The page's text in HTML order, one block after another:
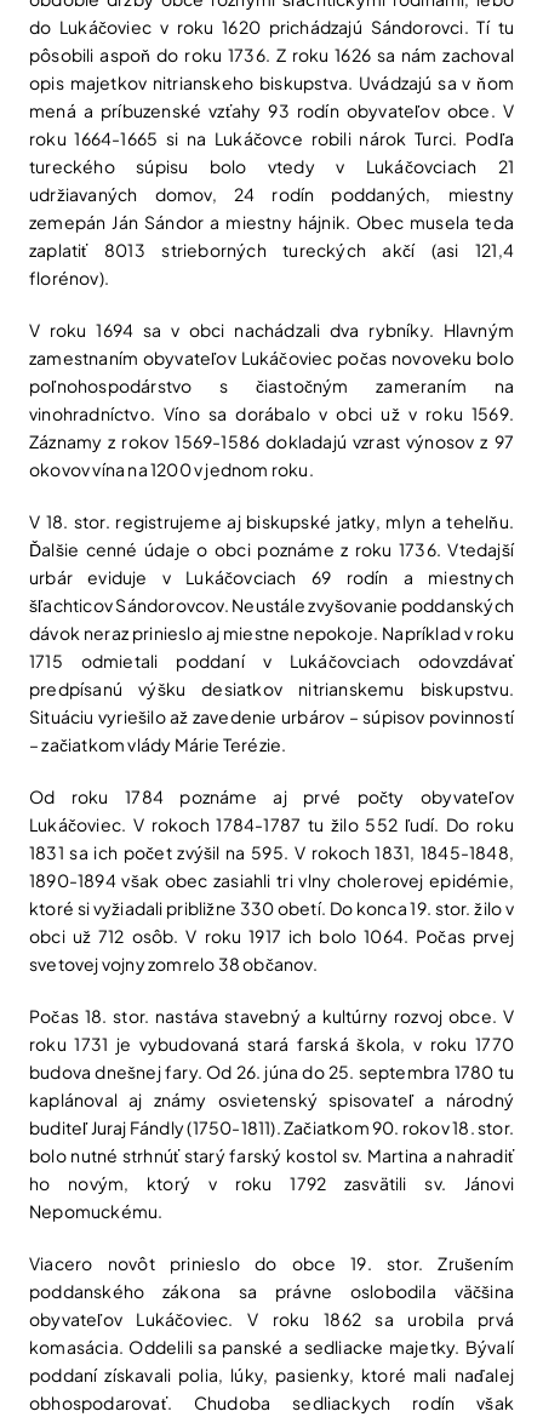
do Lukáčoviec v roku 1620 prichádzajú Sándorovci. Tí tu
pôsobili aspoň do roku 1736. Z roku 1626 sa nám zachoval
opis majetkov nitrianskeho biskupstva. Uvádzajú sa v ňom
mená a príbuzenské vzťahy 93 rodín obyvateľov obce. V
roku 1664-1665 si na Lukáčovce robili nárok Turci. Podľa
tureckého súpisu bolo vtedy v Lukáčovciach 21
udržiavaných domov, 24 rodín poddaných, miestny
zemepán Ján Sándor a miestny hájnik. Obec musela teda
zaplatiť 8013 strieborných tureckých akčí (asi 121,4
florénov).
V roku 1694 sa v obci nachádzali dva rybníky. Hlavným
zamestnaním obyvateľov Lukáčoviec počas novoveku bolo
poľnohospodárstvo s čiastočným zameraním na
vinohradníctvo. Víno sa dorábalo v obci už v roku 1569.
Záznamy z rokov 1569-1586 dokladajú vzrast výnosov z 97
okovov vína na 1200 v jednom roku.
V 18. stor. registrujeme aj biskupské jatky, mlyn a tehelňu.
Ďalšie cenné údaje o obci poznáme z roku 1736. Vtedajší
urbár eviduje v Lukáčovciach 69 rodín a miestnych
šľachticov Sándorovcov. Neustále zvyšovanie poddanských
dávok neraz prinieslo aj miestne nepokoje. Napríklad v roku
1715 odmietali poddaní v Lukáčovciach odovzdávať
predpísanú výšku desiatkov nitrianskemu biskupstvu.
Situáciu vyriešilo až zavedenie urbárov – súpisov povinností
– začiatkom vlády Márie Terézie.
Od roku 1784 poznáme aj prvé počty obyvateľov
Lukáčoviec. V rokoch 1784-1787 tu žilo 552 ľudí. Do roku
1831 sa ich počet zvýšil na 595. V rokoch 1831, 1845-1848,
1890-1894 však obec zasiahli tri vlny cholerovej epidémie,
ktoré si vyžiadali približne 330 obetí. Do konca 19. stor. žilo v
obci už 712 osôb. V roku 1917 ich bolo 1064. Počas prvej
svetovej vojny zomrelo 38 občanov.
Počas 18. stor. nastáva stavebný a kultúrny rozvoj obce. V
roku 1731 je vybudovaná stará farská škola, v roku 1770
budova dnešnej fary. Od 26. júna do 25. septembra 1780 tu
kaplánoval aj známy osvietenský spisovateľ a národný
buditeľ Juraj Fándly (1750-1811). Začiatkom 90. rokov 18. stor.
bolo nutné strhnúť starý farský kostol sv. Martina a nahradiť
ho novým, ktorý v roku 1792 zasvätili sv. Jánovi
Nepomuckému.
Viacero novôt prinieslo do obce 19. stor. Zrušením
poddanského zákona sa právne oslobodila väčšina
obyvateľov Lukáčoviec. V roku 1862 sa urobila prvá
komasácia. Oddelili sa panské a sedliacke majetky. Bývalí
poddaní získavali polia, lúky, pasienky, ktoré mali naďalej
obhospodarovať. Chudoba sedliackych rodín však